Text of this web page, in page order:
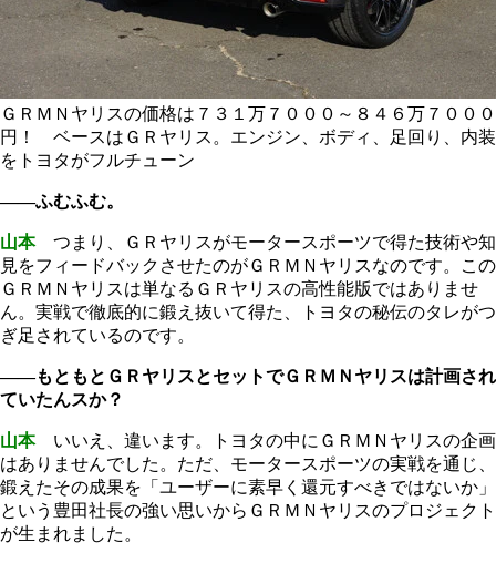
ＧＲＭＮヤリスの価格は７３１万７０００～８４６万７０００
円！ ベースはＧＲヤリス。エンジン、ボディ、足回り、内装
をトヨタがフルチューン
――ふむふむ。
山本つまり、ＧＲヤリスがモータースポーツで得た技術や知
見をフィードバックさせたのがＧＲＭＮヤリスなのです。この
ＧＲＭＮヤリスは単なるＧＲヤリスの高性能版ではありませ
ん。実戦で徹底的に鍛え抜いて得た、トヨタの秘伝のタレがつ
ぎ足されているのです。
――もともとＧＲヤリスとセットでＧＲＭＮヤリスは計画され
ていたんスか？
山本いいえ、違います。トヨタの中にＧＲＭＮヤリスの企画
はありませんでした。ただ、モータースポーツの実戦を通じ、
鍛えたその成果を「ユーザーに素早く還元すべきではないか」
という豊田社長の強い思いからＧＲＭＮヤリスのプロジェクト
が生まれました。